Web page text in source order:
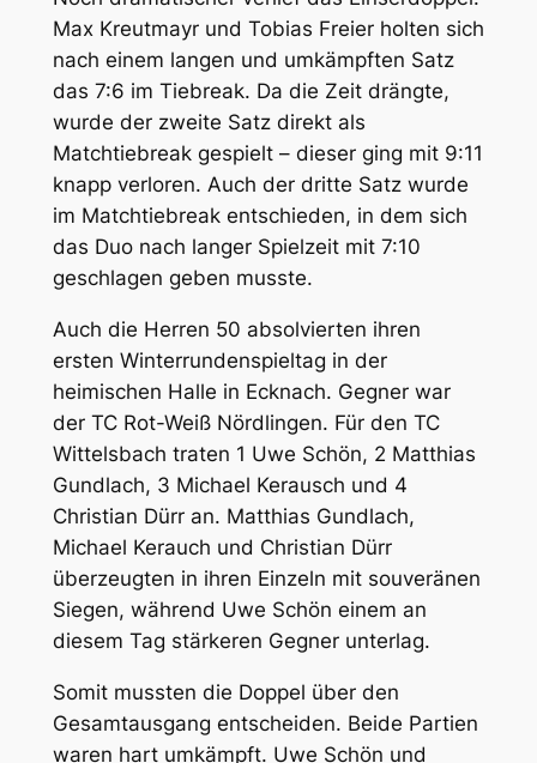
Max Kreutmayr und Tobias Freier holten sich
nach einem langen und umkämpften Satz
das 7:6 im Tiebreak. Da die Zeit drängte,
wurde der zweite Satz direkt als
Matchtiebreak gespielt – dieser ging mit 9:11
knapp verloren. Auch der dritte Satz wurde
im Matchtiebreak entschieden, in dem sich
das Duo nach langer Spielzeit mit 7:10
geschlagen geben musste.
Auch die Herren 50 absolvierten ihren
ersten Winterrundenspieltag in der
heimischen Halle in Ecknach. Gegner war
der TC Rot-Weiß Nördlingen. Für den TC
Wittelsbach traten 1 Uwe Schön, 2 Matthias
Gundlach, 3 Michael Kerausch und 4
Christian Dürr an. Matthias Gundlach,
Michael Kerauch und Christian Dürr
überzeugten in ihren Einzeln mit souveränen
Siegen, während Uwe Schön einem an
diesem Tag stärkeren Gegner unterlag.
Somit mussten die Doppel über den
Gesamtausgang entscheiden. Beide Partien
waren hart umkämpft. Uwe Schön und